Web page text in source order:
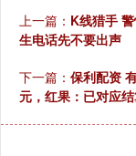
上一篇： K线猎手
生电话先不要出声
下一篇： 保利配资
元，红果：已对应